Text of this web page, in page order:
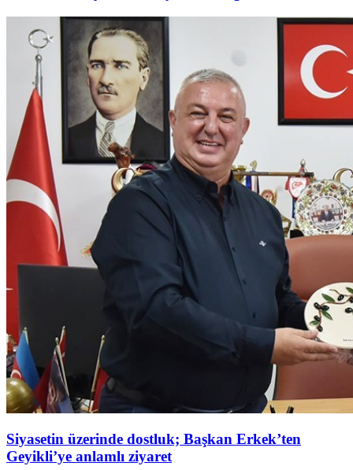
Siyasetin üzerinde dostluk; Başkan Erkek’ten
Geyikli’ye anlamlı ziyaret